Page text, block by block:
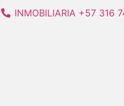
INMOBILIARIA +57 316